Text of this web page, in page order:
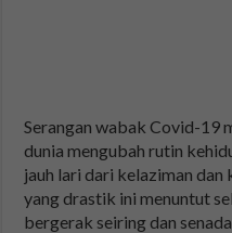
Serangan wabak Covid-19
dunia mengubah rutin
jauh lari dari kelaziman dan
yang drastik ini menuntut
bergerak seiring dan